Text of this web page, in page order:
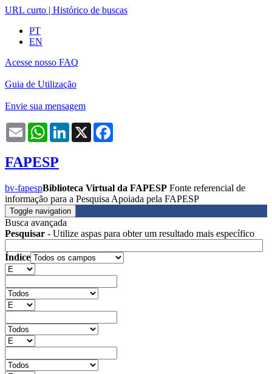
URL curto | Histórico de buscas
PT
EN
Acesse nosso FAQ
Guia de Utilização
Envie sua mensagem
Email WhatsAppLinkedIn
X
FAPESP
bv-fapespBiblioteca Virtual da FAPESP Fonte referencial de
informação para a Pesquisa Apoiada pela FAPESP
Toggle navigation
Busca avançada
Pesquisar - Utilize aspas para obter um resultado mais específico
Índice